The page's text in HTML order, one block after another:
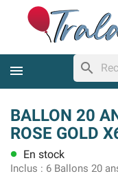
search
BALLON 20
ROSE GOLD
lens En stock
Inclus : 6 Ballons 20